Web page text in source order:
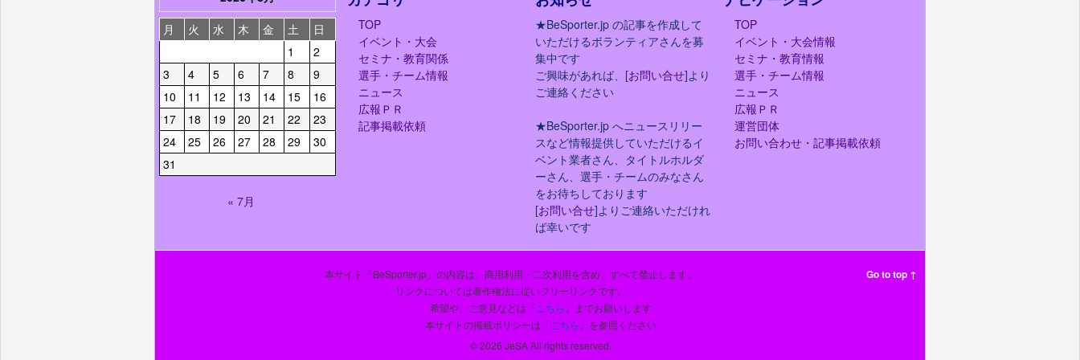
月
火 水 木 金 土
日
1
2
3
4 5 6 7 8
9
10
11 12 13 14 15
16
17
18 19 20 21 22
23
24
25 26 27 28 29
30
31
« 7月
TOP
イベント・大会
セミナ・教育関係
選手・チーム情報
ニュース
広報ＰＲ
記事掲載依頼
★BeSporter.jp の記事を作成して
いただけるボランティアさんを募
集中です
ご興味があれば、[お問い合せ]より
ご連絡ください
★BeSporter.jp へニュースリリー
スなど情報提供していただけるイ
ベント業者さん、タイトルホルダ
ーさん、選手・チームのみなさん
をお待ちしております
[お問い合せ]よりご連絡いただけれ
ば幸いです
TOP
イベント・大会情報
セミナ・教育情報
選手・チーム情報
ニュース
広報ＰＲ
運営団体
お問い合わせ・記事掲載依頼
Go to top ↑
本サイト「BeSporter.jp」の内容は、商用利用・二次利用を含め、すべて禁止します。
リンクについては著作権法に従いフリーリンクです。
希望や、ご意見などは「 こちら 」までお願いします
本サイトの掲載ポリシーは「 こちら 」を参照ください
© 2026 JeSA All rights reserved.